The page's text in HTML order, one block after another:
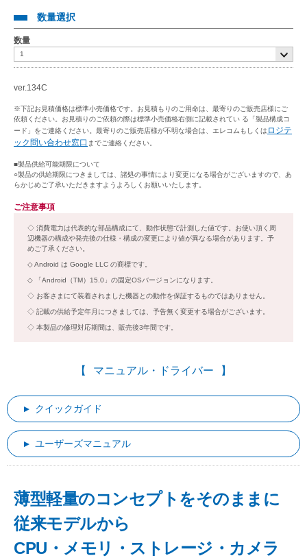
薄型軽量のコンセプトをそのままに
従来モデルから
CPU・メモリ・ストレージ・カメラ
数量選択
数量
ver.134C
※下記お見積価格は標準小売価格です。お見積もりのご用命は、最寄りのご販売店様にご
依頼ください。お見積りのご依頼の際は標準小売価格右側に記載されてい る「製品構成コ
ード」をご連絡ください。最寄りのご販売店様が不明な場合は、エレコムもしくは ロジテ
ック問い合わせ窓口 までご連絡ください。
■製品供給可能期限について
○製品の供給期限につきましては、諸処の事情により変更になる場合がございますので、あ
らかじめご了承いただきますようよろしくお願いいたします。
ご注意事項
消費電力は代表的な部品構成にて、動作状態で計測した値です。お使い頂く周
辺機器の構成や発売後の仕様・構成の変更により値が異なる場合があります。予
めご了承ください。
Android は Google LLC の商標です。
「Android（TM）15.0」の固定OSバージョンになります。
お客さまにて装着されました機器との動作を保証するものではありません。
記載の供給予定年月につきましては、予告無く変更する場合がございます。
本製品の修理対応期間は、販売後3年間です。
マニュアル・ドライバー
クイックガイド
ユーザーズマニュアル